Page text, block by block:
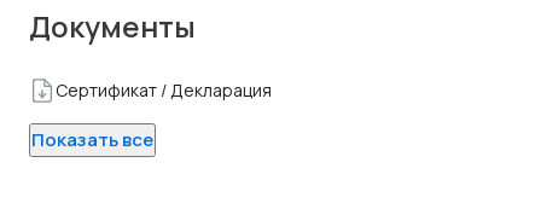
Документы
Сертификат / Декларация
Показать все